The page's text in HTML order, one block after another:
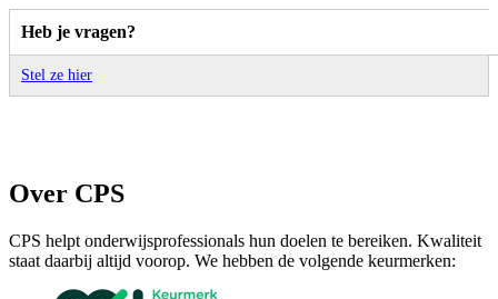
Heb je vragen?
Stel ze hier
Over CPS
CPS helpt onderwijsprofessionals hun doelen te bereiken. Kwaliteit
staat daarbij altijd voorop. We hebben de volgende keurmerken: